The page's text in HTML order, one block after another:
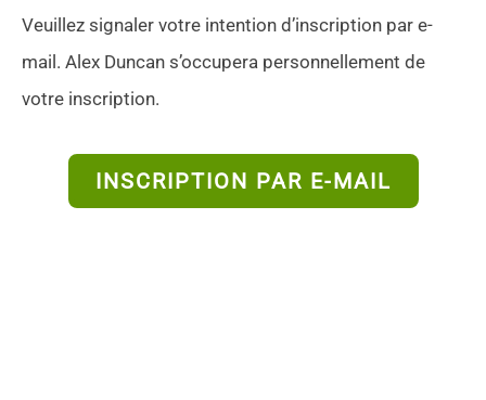
Veuillez signaler votre intention d’inscription par e-
mail. Alex Duncan s’occupera personnellement de
votre inscription.
INSCRIPTION PAR E-MAIL